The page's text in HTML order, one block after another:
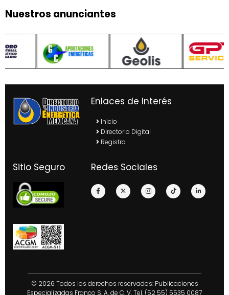
Nuestros anunciantes
Enlaces de Interés
Inicio
Directorio Digital
Registro
Sitio Seguro Redes Sociales
© 2026 Todos los derechos reservados: Publicaciones
Especializadas Franco S. A. de C. V. Tel. (52 55) 5535 0087